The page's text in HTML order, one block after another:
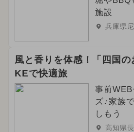
施設
兵庫県
風と香りを体感！「四国
KEで快適旅
事前
ズ♪家族
しもう
高知県